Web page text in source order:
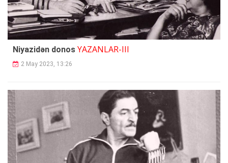
Niyazidən donos YAZANLAR-III
2 May 2023, 13:26